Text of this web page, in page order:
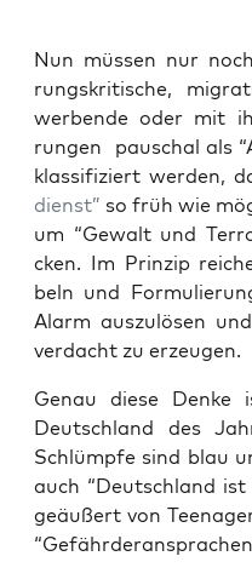
Nun müs­sen nur
rungs­kri­ti­sche,
wer­ben­de oder mit
run­gen pau­schal als
klas­si­fi­ziert wer­den,
dienst” so früh wie
um “Gewalt und
cken. Im Prin­zip
beln und
Alarm aus­zu­lö­sen
ver­dacht zu erzeugen.
Genau die­se
Deutsch­land des
Schlümp­fe sind blau
auch “Deutsch­land
geäu­ßert von